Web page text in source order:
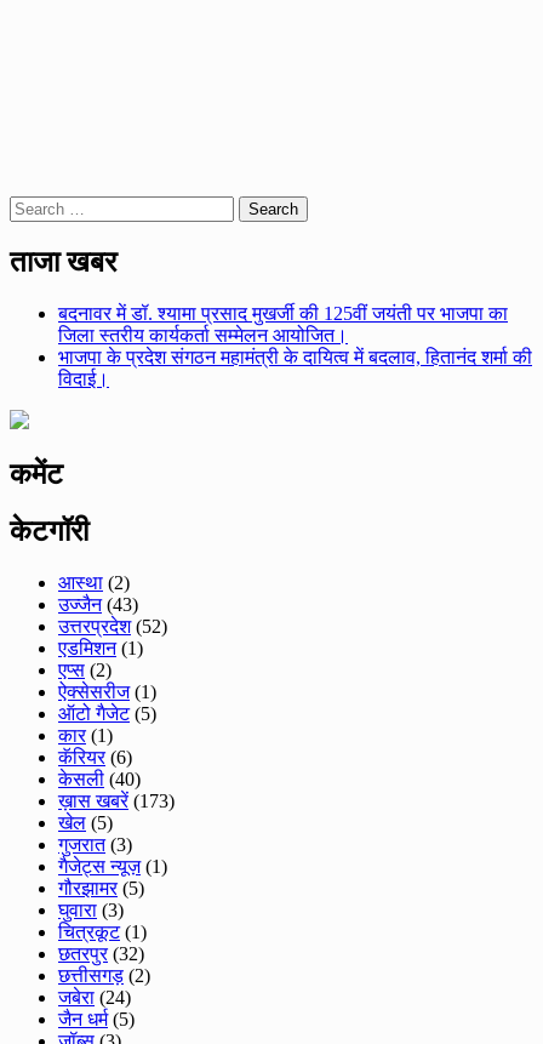
Search
for:
ताजा खबर
बदनावर में डॉ. श्यामा प्रसाद मुखर्जी की 125वीं जयंती पर भाजपा का
जिला स्तरीय कार्यकर्ता सम्मेलन आयोजित।
भाजपा के प्रदेश संगठन महामंत्री के दायित्व में बदलाव, हितानंद शर्मा की
विदाई।
कमेंट
केटगॉरी
आस्था (2)
उज्जैन(43)
उत्तरप्रदेश(52)
एडमिशन(1)
एप्स (2)
ऐक्सेसरीज(1)
ऑटो गैजेट(5)
कार(1)
कॅरियर(6)
केसली (40)
ख़ास खबरें(173)
खेल (5)
गुजरात(3)
गैजेट्स न्यूज़(1)
गौरझामर(5)
घुवारा (3)
चित्रकूट(1)
छतरपुर(32)
छत्तीसगड़ (2)
जबेरा (24)
जैन धर्म(5)